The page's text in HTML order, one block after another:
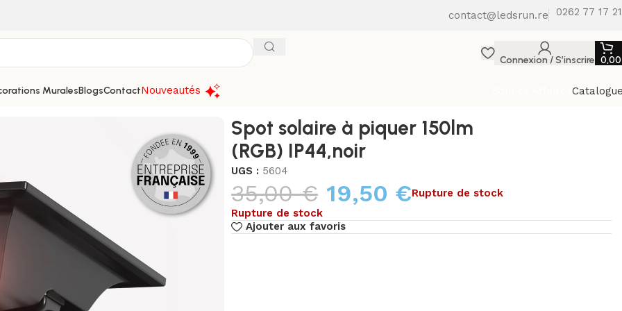
contact@ledsrun.re 0262 77 17 21
Connexion / S’inscrire
MuralesBlogsContactNouveautés
Spot solaire à piquer 150lm
(RGB) IP44,noir
UGS : 5604
35,00€ 19,50 €Rupture de stock
Rupture de stock
Ajouter aux favoris